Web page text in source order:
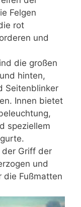
Felgen
rot
und
die großen
hinten,
Seitenblinker
Innen bietet
speziellem
Griff der
und
die Fußmatten